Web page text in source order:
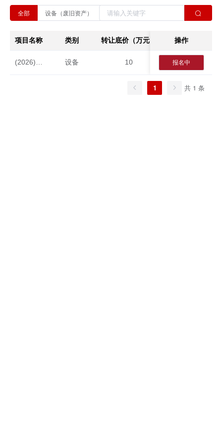
全部 设备（废旧资产） 房产 交通运输工具
项目名称 类别 转让底价（万元） 截止日期
设备 10 2026-08-11
操作
报名中
1 共 1 条